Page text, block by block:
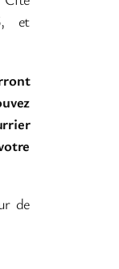
et
de